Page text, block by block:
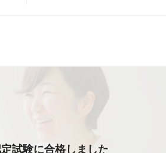
試験に合格しました